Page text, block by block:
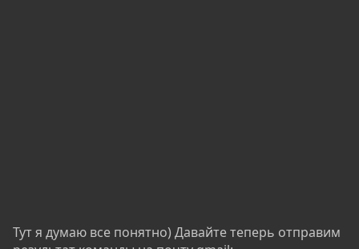
Тут я думаю все понятно) Давайте теперь отправим